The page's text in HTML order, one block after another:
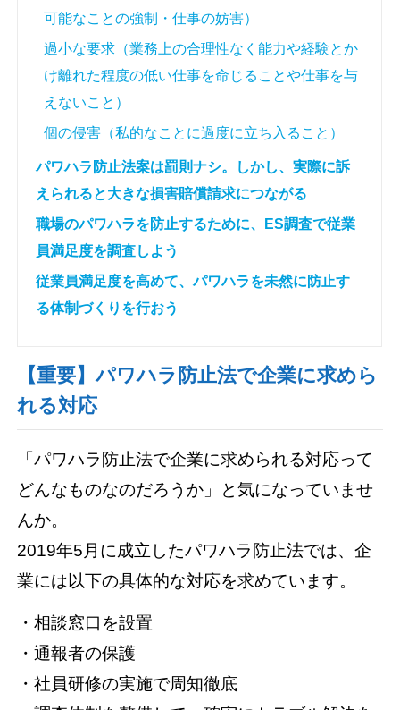
可能なことの強制・仕事の妨害）
過小な要求（業務上の合理性なく能力や経験とか
け離れた程度の低い仕事を命じることや仕事を与
えないこと）
個の侵害（私的なことに過度に立ち入ること）
パワハラ防止法案は罰則ナシ。しかし、実際に訴
えられると大きな損害賠償請求につながる
職場のパワハラを防止するために、ES調査で従業
員満足度を調査しよう
従業員満足度を高めて、パワハラを未然に防止す
る体制づくりを行おう
【重要】パワハラ防止法で企業に求めら
れる対応
「パワハラ防止法で企業に求められる対応って
どんなものなのだろうか」と気になっていませ
んか。
2019年5月に成立したパワハラ防止法では、企
業には以下の具体的な対応を求めています。
・相談窓口を設置
・通報者の保護
・社員研修の実施で周知徹底